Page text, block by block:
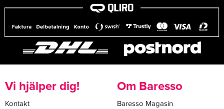
Vi hjälper dig!
Kontakt
Om Baresso
Baresso Magasin